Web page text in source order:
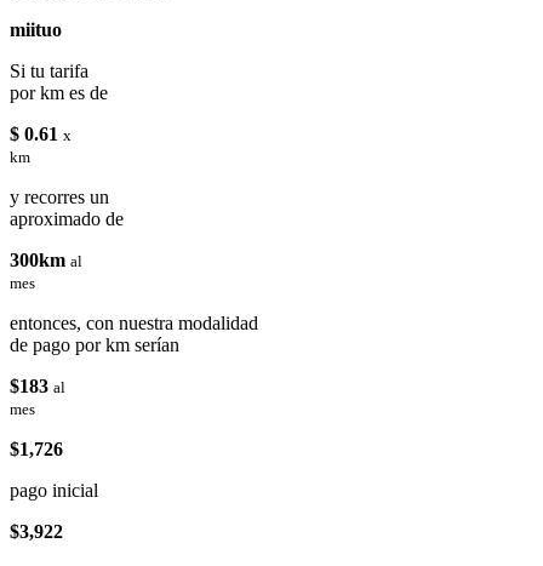
miituo
Si tu tarifa
por km es de
$ 0.61 x
km
y recorres un
aproximado de
300km al
mes
entonces, con nuestra modalidad
de pago por km serían
$183 al
mes
$1,726
pago inicial
$3,922